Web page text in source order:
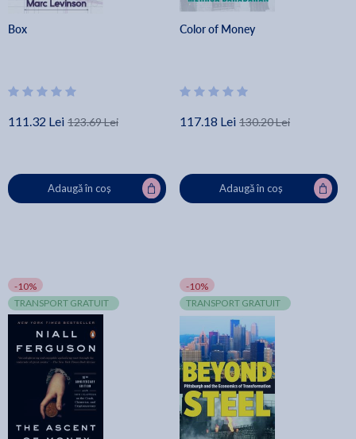
Box
111.32 Lei 123.69 Lei
Adaugă în coș
Color of Money
117.18 Lei 130.20 Lei
Adaugă în coș
-10%
TRANSPORT GRATUIT
-10%
TRANSPORT GRATUIT